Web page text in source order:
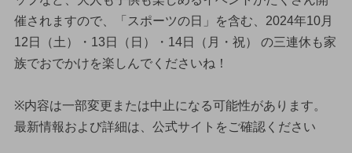
催されますので、「スポーツの日」を含む、2024年10月
12日（土）・13日（日）・14日（月・祝） の三連休も家
族でおでかけを楽しんでくださいね！
※内容は一部変更または中止になる可能性があります。
最新情報および詳細は、公式サイトをご確認ください